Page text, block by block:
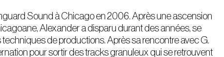
Sound à Chicago en 2006. Après une ascension
Alexander a disparu durant des années, se
de productions. Après sa rencontre avec G.
pour sortir des tracks granuleux qui se retrouvent